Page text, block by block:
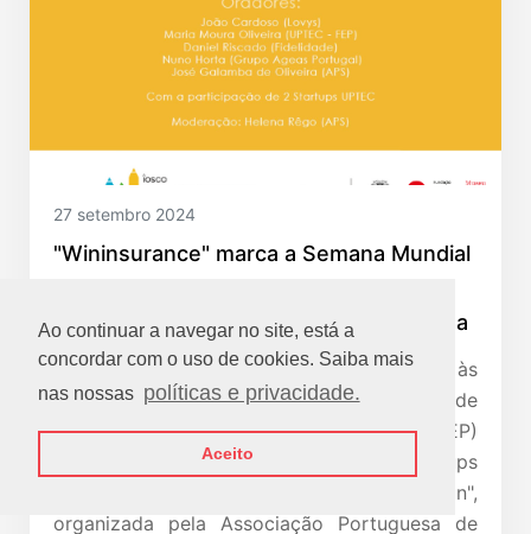
Ao continuar a navegar no site, está a
concordar com o uso de cookies. Saiba mais
nas nossas políticas e privacidade.
Aceito
27 setembro 2024
"Wininsurance" marca a Semana Mundial
Fundação António Cupertino de Miranda
No próximo dia 7 de outubro, das 16h30 às
18h00, o Auditório 631 da Faculdade de
Economia da Universidade do Porto (FEP)
será o palco da sessão "Wininsurance: startups
e seguradoras numa relação win-win",
organizada pela Associação Portuguesa de